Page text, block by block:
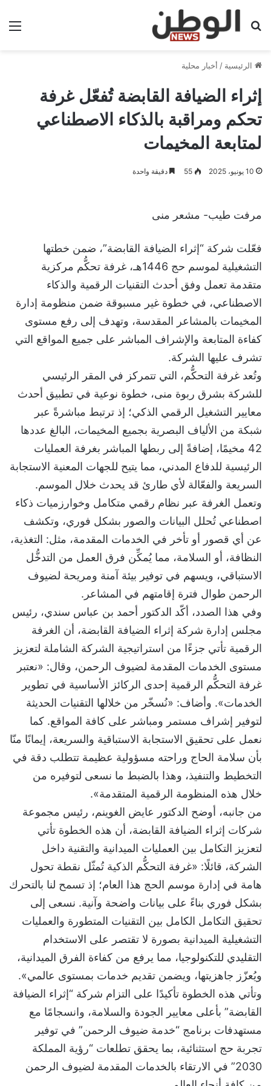
بحث عن
الرئيسية / أخبار محلية
إثراء الضيافة القابضة تُفعّل غرفة
تحكم ومراقبة بالذكاء الاصطناعي
لمتابعة المخيمات
10 يونيو، 2025 55 دقيقة واحدة
مرفت طيب- مشعر منى
فعّلت شركة “إثراء الضيافة القابضة”، ضمن خطتها
التشغيلية لموسم حج 1446هـ، غرفة تحكُّم مركزية
متقدمة تعمل وفق أحدث التقنيات الرقمية والذكاء
الاصطناعي، في خطوة غير مسبوقة ضمن منظومة إدارة
المخيمات بالمشاعر المقدسة، وتهدف إلى رفع مستوى
كفاءة المتابعة والإشراف المباشر على جميع المواقع التي
تشرف عليها الشركة.
وتُعد غرفة التحكُّم، التي تتمركز في المقر الرئيسي
للشركة بشرق ربوة منى، خطوة نوعية في تطبيق أحدث
معايير التشغيل الرقمي الذكي؛ إذ ترتبط مباشرةً عبر
شبكة من الألياف البصرية بجميع المخيمات، البالغ عددها
42 مخيمًا، إضافةً إلى ربطها المباشر بغرفة العمليات
الرئيسية للدفاع المدني، مما يتيح للجهات المعنية الاستجابة
السريعة والفعّالة لأي طارئ قد يحدث خلال الموسم.
وتعمل الغرفة عبر نظام رقمي متكامل وخوارزميات ذكاء
اصطناعي تُحلل البيانات والصور بشكل فوري، وتكشف
عن أي قصور أو تأخر في الخدمات المقدمة، مثل: التغذية،
النظافة، أو السلامة، مما يُمكِّن فرق العمل من التدخُّل
الاستباقي، ويسهم في توفير بيئة آمنة ومريحة لضيوف
الرحمن طوال فترة إقامتهم في المشاعر.
وفي هذا الصدد، أكّد الدكتور أحمد بن عباس سندي، رئيس
مجلس إدارة شركة إثراء الضيافة القابضة، أن الغرفة
الرقمية تأتي جزءًا من استراتيجية الشركة الشاملة لتعزيز
مستوى الخدمات المقدمة لضيوف الرحمن، وقال: «نعتبر
غرفة التحكُّم الرقمية إحدى الركائز الأساسية في تطوير
الخدمات». وأضاف: «نُسخّر من خلالها التقنيات الحديثة
لتوفير إشراف مستمر ومباشر على كافة المواقع. كما
نعمل على تحقيق الاستجابة الاستباقية والسريعة، إيمانًا منّا
بأن سلامة الحاج وراحته مسؤولية عظيمة تتطلب دقة في
التخطيط والتنفيذ، وهذا بالضبط ما نسعى لتوفيره من
خلال هذه المنظومة الرقمية المتقدمة».
من جانبه، أوضح الدكتور عايض الغوينم، رئيس مجموعة
شركات إثراء الضيافة القابضة، أن هذه الخطوة تأتي
لتعزيز التكامل بين العمليات الميدانية والتقنية داخل
الشركة، قائلًا: «غرفة التحكُّم الذكية تُمثّل نقطة تحول
هامة في إدارة موسم الحج هذا العام؛ إذ تسمح لنا بالتحرك
بشكل فوري بناءً على بيانات واضحة وآنية. نسعى إلى
تحقيق التكامل الكامل بين التقنيات المتطورة والعمليات
التشغيلية الميدانية بصورة لا تقتصر على الاستخدام
التقليدي للتكنولوجيا، مما يرفع من كفاءة الفرق الميدانية،
ويُعزّز جاهزيتها، ويضمن تقديم خدمات بمستوى عالمي».
وتأتي هذه الخطوة تأكيدًا على التزام شركة “إثراء الضيافة
القابضة” بأعلى معايير الجودة والسلامة، وانسجامًا مع
مستهدفات برنامج “خدمة ضيوف الرحمن” في توفير
تجربة حج استثنائية، بما يحقق تطلعات “رؤية المملكة
2030” في الارتقاء بالخدمات المقدمة لضيوف الرحمن